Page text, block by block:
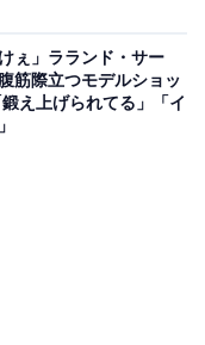
けぇ」ラランド・サー
筋際立つモデルショッ
鍛え上げられてる」「イ